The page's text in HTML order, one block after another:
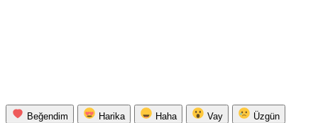
Beğendim Harika Haha Vay Üzgün